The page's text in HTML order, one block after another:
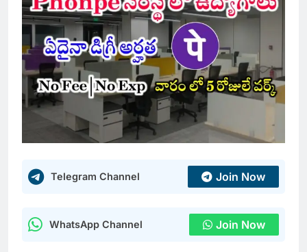
Telegram Channel Join Now
WhatsApp Channel Join Now